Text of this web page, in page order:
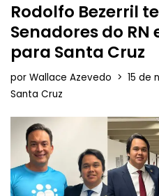
Rodolfo Bezerril
Senadores do
para Santa Cruz
por Wallace Azevedo
15 de
Santa Cruz